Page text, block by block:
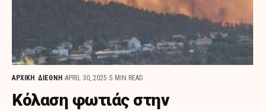
ΑΡΧΙΚΗ ΔΙΕΘΝΗ APRIL 30, 2025 5 MIN READ
Κόλαση φωτιάς στην